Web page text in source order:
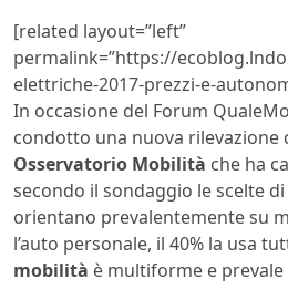
[related layout=”left”
permalink=”https://
elettriche-2017-prezzi-e-
In occasione del Forum
condotto una nuova rilevazione
Osservatorio Mobilità che ha
secondo il sondaggio le scelte
orientano prevalentemente su
l’auto personale, il 40% la usa
mobilità è multiforme e prevale